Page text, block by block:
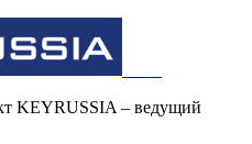
KEYRUSSIA – ведущий